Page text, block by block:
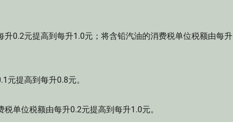
0.2元提高到每升1.0元；将含铅汽油的消费税单位税额由每升
提高到每升0.8元。
位税额由每升0.2元提高到每升1.0元。